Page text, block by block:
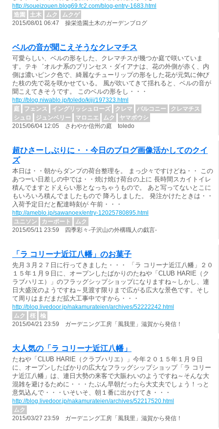
http://soueizouen.blog69.fc2.com/blog-entry-1683.html
造園
土木 ムク
ムクゲ
2015/08/01 06:47 操栄造園土木のガーデンブログ
ベルの音が聞こえそうなクレマチス
可愛らしい、ベルの形をした、クレマチスが幾つか庭で咲いていま
す。テキ゛オルナ系のプリンセス・ダイアナは、花の外側が赤く、内
側は濃いピンク色で、綺麗なチューリップの形をした花が元気に伸び
た枝の先で花を咲かせている。 風が吹いてきて揺れると、ベルの音が
聞こえてきそうです。 このベルの形をし・・・
http://blog.niwablo.jp/toledo/kiji/197323.html
庭
フェンス イングリッシュローズ クレマ バルコニー
クレマチス
シュロ
ジュンベリー マロニエ ムク
ヤマボウシ
2015/06/04 12:05 さわやか信州の庭 toledo
超ひさーしぶりに・・今日のブログ画像活かしてのクイ
ズ
本日は・・朝からダンプの荷台整理を。 まっ少々ですけどね・・ この
あつーい日差しの中では・・焼け焼け荷台の上に 長時間スカイトイレ
積んでますとドえらい形となっちゃうもので。 あと写ってないとこに
もいろいろ積んでましたもので 降ろしました。 発注かけたときは・・
入荷予定日だと配達時刻が 午前・・・
http://ameblo.jp/sawanoex/entry-12025780895.html
ユニソン
カーポート
ムク
2015/05/11 23:59 四季彩々-子沢山の外構職人の戯言-
「ラ コリーナ近江八幡」のお菓子
先月３月２７日に行ってきました・・・ 「ラ コリーナ近江八幡」２０
１５年１月９日に、オープンしたばかりのたねや「CLUB HARIE（ク
ラブハリエ）」のフラッグシップショップになりますね～しかし、連
日大盛況のようですね～見渡す限りまで広がる広大な景色です。そし
て周りはまだまだ拡大工事中ですから・・・
http://blog.livedoor.jp/nakamurateien/archives/52222242.html
ムク
桜
楡
2015/04/21 23:59 ガーデニング工房「風我里」滋賀から発信！
大人気の「ラ コリーナ近江八幡」
たねや「CLUB HARIE（クラブハリエ）」今年２０１５年１月９日
に、オープンしたばかりの広大なフラッグシップショップ「ラ コリー
ナ近江八幡」は、連日大勢の来客で大賑わいのようですね～そんな大
混雑を避けるために・・・たぶん早朝だったら大丈夫でしょう！っと
意気込んで・・・いそいそ、朝１番に出かけてき・・・
http://blog.livedoor.jp/nakamurateien/archives/52217520.html
ムク
2015/03/27 23:59 ガーデニング工房「風我里」滋賀から発信！